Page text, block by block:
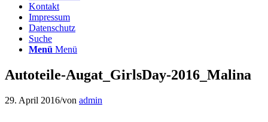
Kontakt
Impressum
Datenschutz
Suche
Menü Menü
Autoteile-Augat_GirlsDay-2016_Malina
29. April 2016/von admin